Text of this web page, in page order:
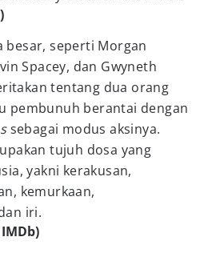
besar, seperti Morgan
Spacey, dan Gwyneth
tentang dua orang
pembunuh berantai dengan
sebagai modus aksinya.
tujuh dosa yang
yakni kerakusan,
kemurkaan,
iri.